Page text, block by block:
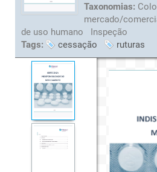
Taxonomias:
mercado/
de uso humano
Inspeção
Tags:
cessação ruturas